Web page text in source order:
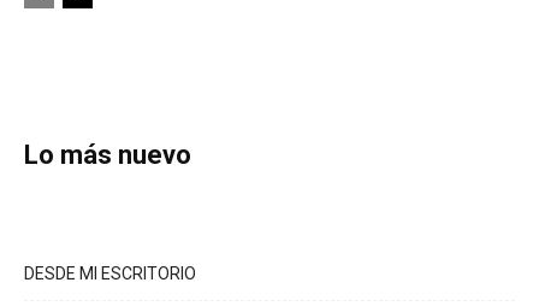
Lo más nuevo
DESDE MI ESCRITORIO